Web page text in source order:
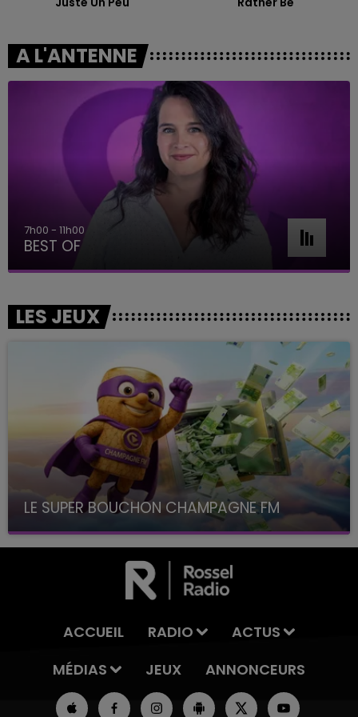
A L'ANTENNE
7h00 - 11h00
BEST OF
LES JEUX
LE SUPER BOUCHON CHAMPAGNE FM
avec La Famille Champagne FM, à 8H10
ACCUEIL RADIO
ACTUS
MÉDIAS
JEUX ANNONCEURS